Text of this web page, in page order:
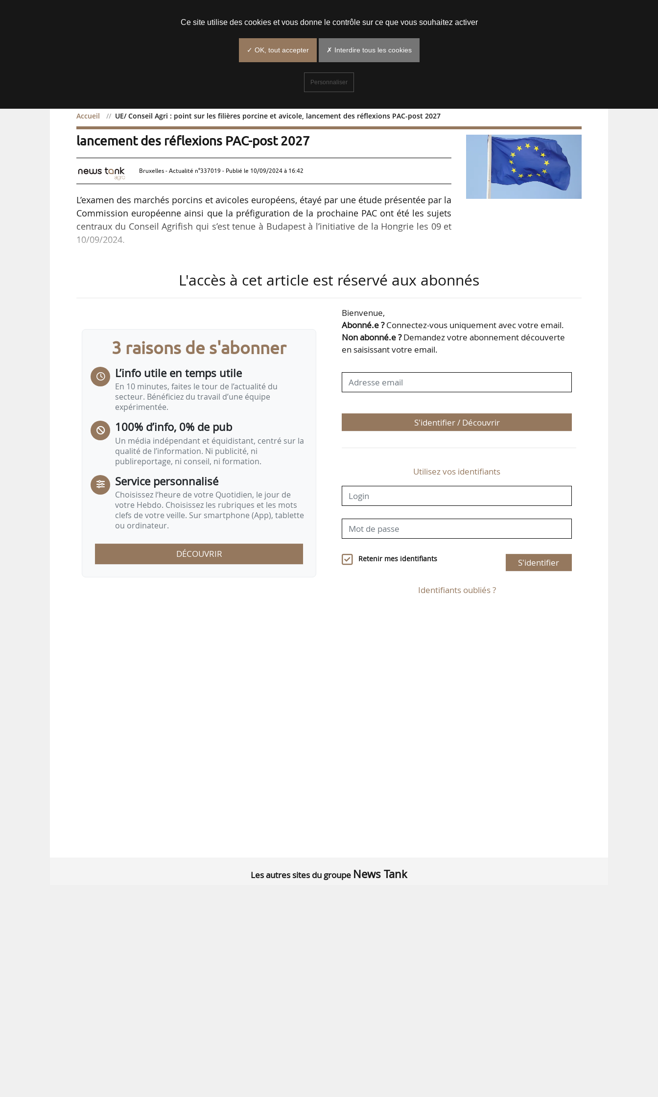
Accueil UE/ Conseil Agri : point sur les filières porcine et avicole, lancement des réflexions PAC-post 2027
UE/ Conseil Agri : point sur les filières porcine et avicole,
lancement des réflexions PAC-post 2027
Bruxelles - Actualité n°337019 - Publié le 10/09/2024 à 16:42
L’examen des marchés porcins et avicoles européens, étayé par une étude présentée par la
Commission européenne ainsi que la préfiguration de la prochaine PAC ont été les sujets
centraux du Conseil Agrifish qui s’est tenue à Budapest à l’initiative de la Hongrie les 09 et
10/09/2024.
début d’un processus. Nous avons bien reçu le Dialogue stratégique, ainsi que toutes les
d’accepter, les contours de la prochaine PAC. Elle est nécessaire à nos agricultures, et il est
L'accès à cet article est réservé aux abonnés
3 raisons de s'abonner
L’info utile en temps utile
En 10 minutes, faites le tour de l’actualité du
secteur. Bénéficiez du travail d’une équipe
expérimentée.
100% d’info, 0% de pub
Un média indépendant et équidistant, centré sur la
qualité de l’information. Ni publicité, ni
publireportage, ni conseil, ni formation.
Service personnalisé
Choisissez l‘heure de votre Quotidien, le jour de
votre Hebdo. Choisissez les rubriques et les mots
clefs de votre veille. Sur smartphone (App), tablette
ou ordinateur.
DÉCOUVRIR
Bienvenue,
Abonné.e ?Connectez-vous uniquement avec votre email.
Non abonné.e ?Demandez votre abonnement découverte
en saisissant votre email.
S'identifier / Découvrir
Utilisez vos identifiants
Retenir mes identifiants S'identifier
Identifiants oubliés ?
Les autres sites du groupe News Tank
Ce site utilise des cookies et vous donne le contrôle sur ce que vous souhaitez activer
✓ OK, tout accepter ✗ Interdire tous les cookies
Personnaliser